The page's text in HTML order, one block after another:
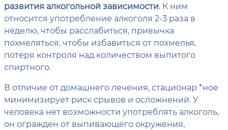
развития алкогольной зависимости. К ним
относится употребление алкоголя 2-3 раза в
неделю, чтобы расслабиться, привычка
похмеляться, чтобы избавиться от похмелья,
потеря контроля над количеством выпитого
спиртного.
В отличие от домашнего лечения, стационар *ное
минимизирует риск срывов и осложнений. У
человека нет возможности употреблять алкоголь,
он огражден от выпивающего окружения,